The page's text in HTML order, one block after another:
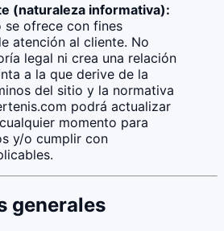
(naturaleza informativa):
se ofrece con fines
atención al cliente. No
legal ni crea una relación
a la que derive de la
del sitio y la normativa
podrá actualizar
momento para
y/o cumplir con
generales